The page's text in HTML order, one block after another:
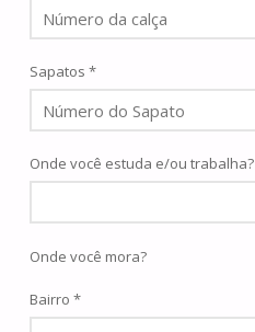
Sapatos *
Onde você estuda e/ou trabalha?
Onde você mora?
Bairro *